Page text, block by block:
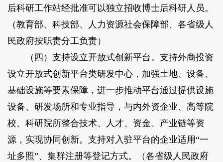
后科研工作站经批准可以独立招收博士后科研人员。
（教育部、科技部、人力资源社会保障部、各省级人
民政府按职责分工负责）
（四）支持设立开放式创新平台。支持外商投资
设立开放式创新平台类研发中心，加强土地、设备、
基础设施等要素保障，进一步推动平台通过提供设施
设备、研发场所和专业指导，与内外资企业、高等院
校、科研院所整合技术、人才、资金、产业链等资
源，实现协同创新。支持对入驻平台的企业适用“一
址多照”、集群注册等登记方式。（各省级人民政府